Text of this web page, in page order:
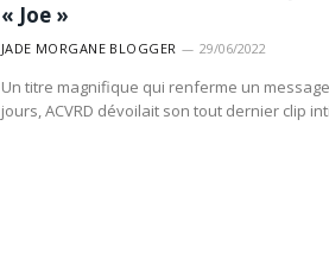
« Joe »
JADE MORGANE BLOGGER 29/06/2022
Un titre magnifique qui renferme un
jours, ACVRD dévoilait son tout dernier clip